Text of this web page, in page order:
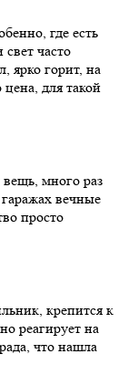
где есть
часто
ярко горит, на
цена, для такой
много раз
вечные
просто
крепится к
реагирует на
что нашла